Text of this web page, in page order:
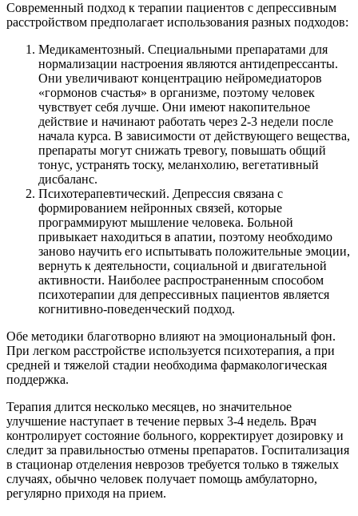
Современный подход к терапии пациентов с депрессивным
расстройством предполагает использования разных подходов:
Медикаментозный. Специальными препаратами для
нормализации настроения являются антидепрессанты.
Они увеличивают концентрацию нейромедиаторов
«гормонов счастья» в организме, поэтому человек
чувствует себя лучше. Они имеют накопительное
действие и начинают работать через 2-3 недели после
начала курса. В зависимости от действующего вещества,
препараты могут снижать тревогу, повышать общий
тонус, устранять тоску, меланхолию, вегетативный
дисбаланс.
Психотерапевтический. Депрессия связана с
формированием нейронных связей, которые
программируют мышление человека. Больной
привыкает находиться в апатии, поэтому необходимо
заново научить его испытывать положительные эмоции,
вернуть к деятельности, социальной и двигательной
активности. Наиболее распространенным способом
психотерапии для депрессивных пациентов является
когнитивно-поведенческий подход.
Обе методики благотворно влияют на эмоциональный фон.
При легком расстройстве используется психотерапия, а при
средней и тяжелой стадии необходима фармакологическая
поддержка.
Терапия длится несколько месяцев, но значительное
улучшение наступает в течение первых 3-4 недель. Врач
контролирует состояние больного, корректирует дозировку и
следит за правильностью отмены препаратов. Госпитализация
в стационар отделения неврозов требуется только в тяжелых
случаях, обычно человек получает помощь амбулаторно,
регулярно приходя на прием.